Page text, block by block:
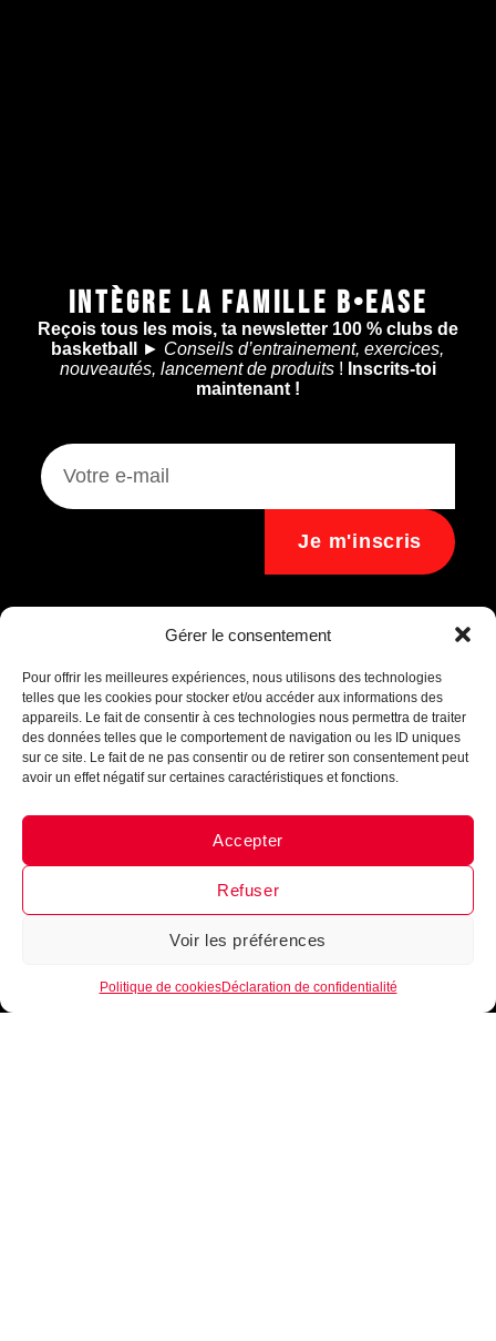
Gérer le consentement
Pour offrir les meilleures expériences, nous utilisons des technologies
telles que les cookies pour stocker et/ou accéder aux informations des
appareils. Le fait de consentir à ces technologies nous permettra de traiter
des données telles que le comportement de navigation ou les ID uniques
sur ce site. Le fait de ne pas consentir ou de retirer son consentement peut
avoir un effet négatif sur certaines caractéristiques et fonctions.
Accepter
Refuser
Voir les préférences
Politique de cookiesDéclaration de confidentialité
Assistant B.EASE
Messenger · Instagram
INTÈGRE LA FAMILLE B•EASE
Reçois tous les mois, ta newsletter 100 % clubs de
basketball
► Conseils d’entrainement, exercices,
nouveautés, lancement de produits! Inscrits-toi
maintenant !
Je m'inscris